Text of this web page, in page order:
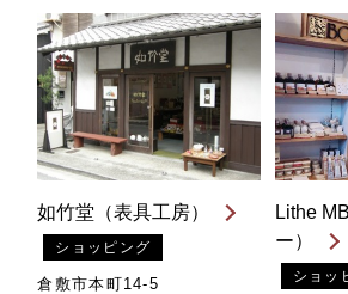
如竹堂（表具工房）
ショッピング
倉敷市本町14-5
Lithe
ー）
ショッ